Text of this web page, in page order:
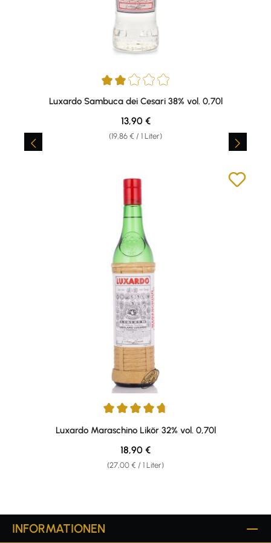
Durchschnittliche Bewertung von 2 von 5 Sternen
Luxardo Sambuca dei Cesari 38% vol. 0,70l
(19,86 € / 1 Liter)
Regulärer Preis:
13,90 €
Durchschnittliche Bewertung von 4.81 von 5 Sternen
Luxardo Maraschino Likör 32% vol. 0,70l
(27,00 € / 1 Liter)
Regulärer Preis:
18,90 €
INFORMATIONEN